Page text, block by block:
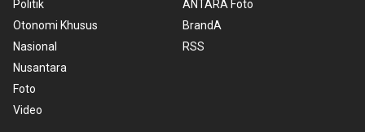
Politik
Otonomi Khusus
Nasional
Nusantara
Foto
Video
ANTARA Foto
BrandA
RSS